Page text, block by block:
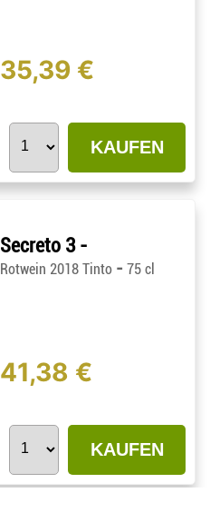
35,39 €
KAUFEN
Secreto 3 -
Rotwein 2018 Tinto -75 cl
41,38 €
KAUFEN